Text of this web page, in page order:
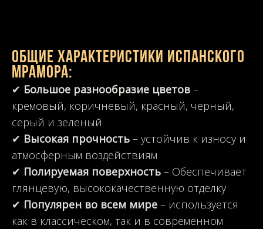
Общие характеристики испанского
мрамора:
✔ Большое разнообразие цветов –
кремовый, коричневый, красный, черный,
серый и зеленый
✔ Высокая прочность – устойчив к износу и
атмосферным воздействиям
✔ Полируемая поверхность – Обеспечивает
глянцевую, высококачественную отделку
✔ Популярен во всем мире – используется
как в классическом, так и в современном